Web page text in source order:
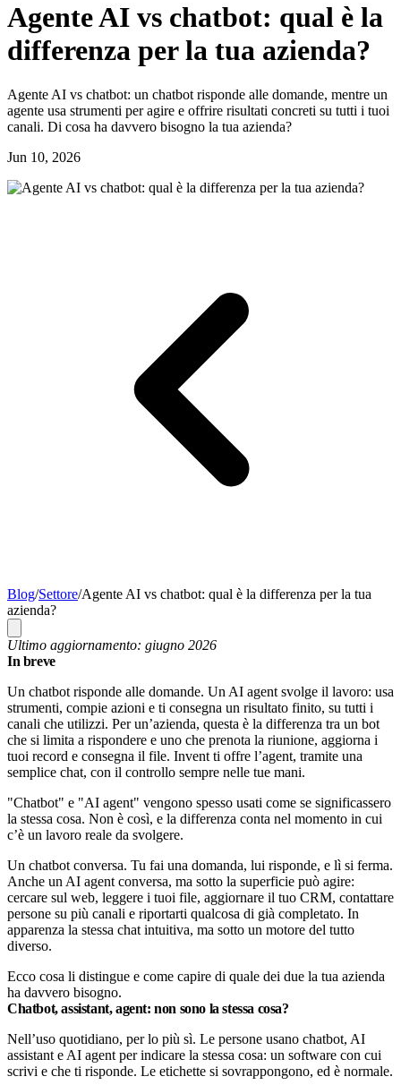
Agente AI vs chatbot: qual è la
differenza per la tua azienda?
Agente AI vs chatbot: un chatbot risponde alle domande, mentre un
agente usa strumenti per agire e offrire risultati concreti su tutti i tuoi
canali. Di cosa ha davvero bisogno la tua azienda?
Jun 10, 2026
Blog/Settore/Agente AI vs chatbot: qual è la differenza per la tua
azienda?
Ultimo aggiornamento: giugno 2026
In breve
Un chatbot risponde alle domande. Un AI agent svolge il lavoro: usa
strumenti, compie azioni e ti consegna un risultato finito, su tutti i
canali che utilizzi. Per un’azienda, questa è la differenza tra un bot
che si limita a rispondere e uno che prenota la riunione, aggiorna i
tuoi record e consegna il file. Invent ti offre l’agent, tramite una
semplice chat, con il controllo sempre nelle tue mani.
"Chatbot" e "AI agent" vengono spesso usati come se significassero
la stessa cosa. Non è così, e la differenza conta nel momento in cui
c’è un lavoro reale da svolgere.
Un chatbot conversa. Tu fai una domanda, lui risponde, e lì si ferma.
Anche un AI agent conversa, ma sotto la superficie può agire:
cercare sul web, leggere i tuoi file, aggiornare il tuo CRM, contattare
persone su più canali e riportarti qualcosa di già completato. In
apparenza la stessa chat intuitiva, ma sotto un motore del tutto
diverso.
Ecco cosa li distingue e come capire di quale dei due la tua azienda
ha davvero bisogno.
Chatbot, assistant, agent: non sono la stessa cosa?
Nell’uso quotidiano, per lo più sì. Le persone usano chatbot, AI
assistant e AI agent per indicare la stessa cosa: un software con cui
scrivi e che ti risponde. Le etichette si sovrappongono, ed è normale.